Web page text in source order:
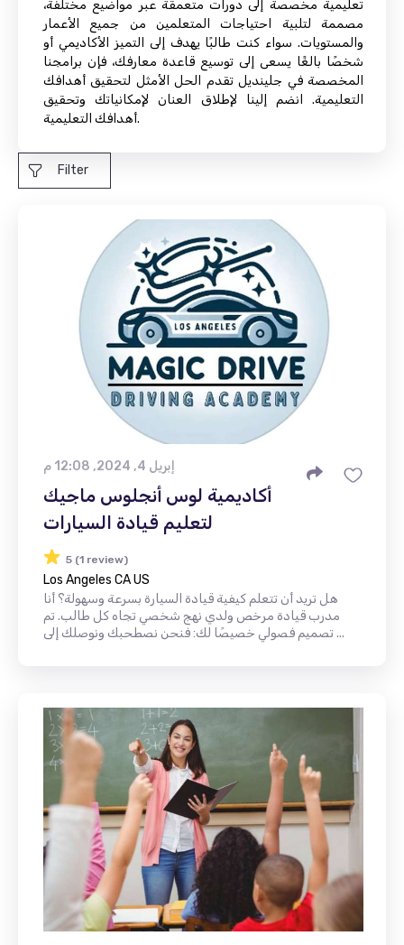
تعليمية مخصصة إلى دورات متعمقة عبر مواضيع مختلفة،
مصممة لتلبية احتياجات المتعلمين من جميع الأعمار
والمستويات. سواء كنت طالبًا يهدف إلى التميز الأكاديمي أو
شخصًا بالغًا يسعى إلى توسيع قاعدة معارفك، فإن برامجنا
المخصصة في جلينديل تقدم الحل الأمثل لتحقيق أهدافك
التعليمية. انضم إلينا لإطلاق العنان لإمكانياتك وتحقيق
أهدافك التعليمية.
Filter
إبريل 4, 2024, 12:08 م
أكاديمية لوس أنجلوس ماجيك
لتعليم قيادة السيارات
5 (1 review)
Los Angeles CA US
هل تريد أن تتعلم كيفية قيادة السيارة بسرعة وسهولة؟ أنا
مدرب قيادة مرخص ولدي نهج شخصي تجاه كل طالب. تم
تصميم فصولي خصيصًا لك: فنحن نصطحبك ونوصلك إلى ...